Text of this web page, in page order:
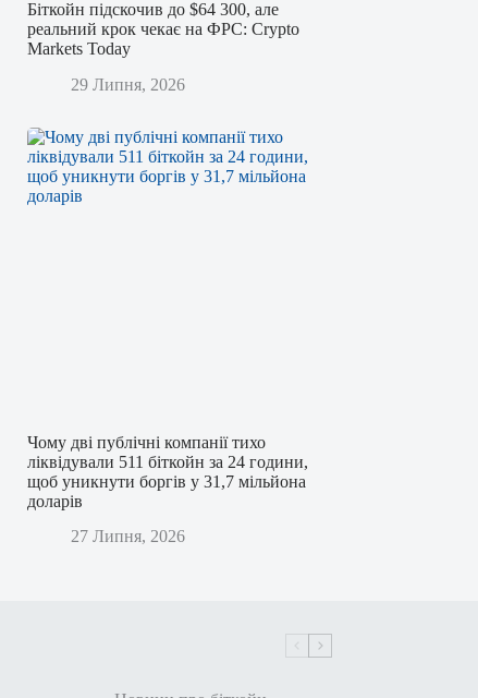
Біткойн підскочив до $64 300, але
реальний крок чекає на ФРС: Crypto
Markets Today
29 Липня, 2026
Чому дві публічні компанії тихо
ліквідували 511 біткойн за 24 години,
щоб уникнути боргів у 31,7 мільйона
доларів
27 Липня, 2026